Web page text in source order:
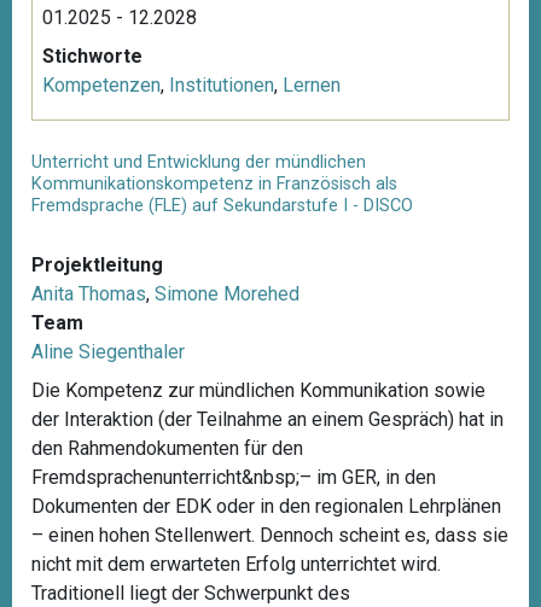
01.2025 - 12.2028
Stichworte
Kompetenzen, Institutionen, Lernen
Unterricht und Entwicklung der mündlichen
Kommunikationskompetenz in Französisch als
Fremdsprache (FLE) auf Sekundarstufe I - DISCO
Projektleitung
Anita Thomas, Simone Morehed
Team
Aline Siegenthaler
Die Kompetenz zur mündlichen Kommunikation sowie
der Interaktion (der Teilnahme an einem Gespräch) hat in
den Rahmendokumenten für den
Fremdsprachenunterricht&nbsp;– im GER, in den
Dokumenten der EDK oder in den regionalen Lehrplänen
– einen hohen Stellenwert. Dennoch scheint es, dass sie
nicht mit dem erwarteten Erfolg unterrichtet wird.
Traditionell liegt der Schwerpunkt des